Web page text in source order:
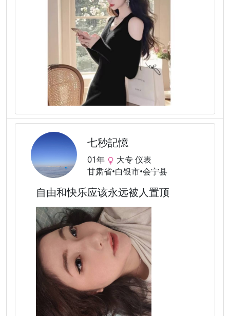
七秒記憶
01年
大专 仪表
甘肃省•白银市•会宁县
自由和快乐应该永远被人置顶